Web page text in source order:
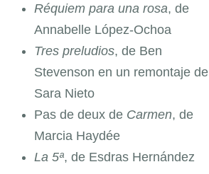
Réquiem para una rosa, de
Annabelle López-Ochoa
Tres preludios, de Ben
Stevenson en un remontaje de
Sara Nieto
Pas de deux de Carmen, de
Marcia Haydée
La 5ª, de Esdras Hernández